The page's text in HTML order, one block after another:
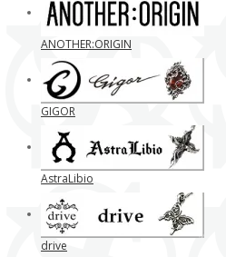
ANOTHER:ORIGIN
GIGOR
AstraLibio
drive